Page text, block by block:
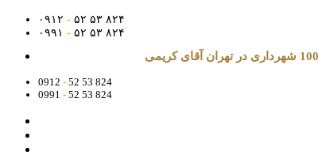
۰۹۱۲ - ۵۲ ۵۳ ۸۲۴
۰۹۹۱ - ۵۲ ۵۳ ۸۲۴
0912 - 52 53 824
0991 - 52 53 824